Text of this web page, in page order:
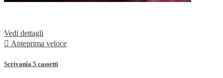
Vedi dettagli
 Anteprima veloce
Scrivania 5 cassetti